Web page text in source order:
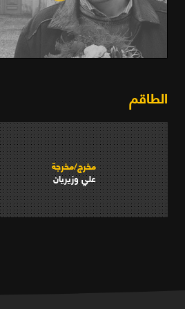
الطاقم
مخرج/مخرجة
علي وزيريان